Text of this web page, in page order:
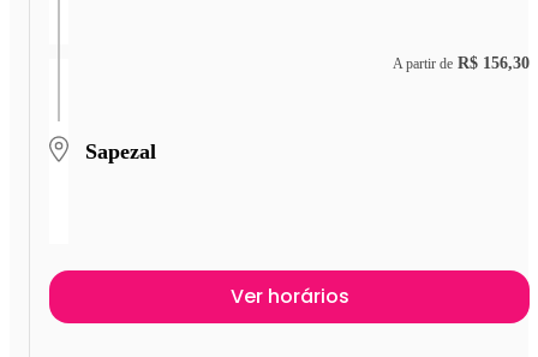
Sapezal
A partir de R$ 156,30
Ver horários